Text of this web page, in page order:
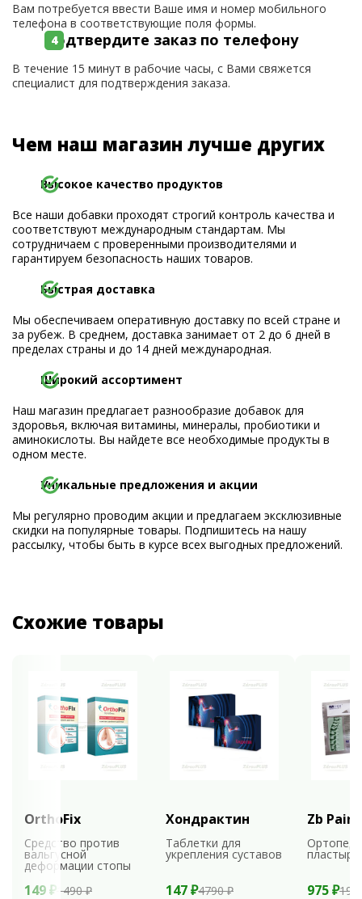
Вам потребуется ввести Ваше имя и номер мобильного
телефона в соответствующие поля формы.
Подтвердите заказ по телефону
В течение 15 минут в рабочие часы, с Вами свяжется
специалист для подтверждения заказа.
Чем наш магазин лучше других
Высокое качество продуктов
Все наши добавки проходят строгий контроль качества и
соответствуют международным стандартам. Мы
сотрудничаем с проверенными производителями и
гарантируем безопасность наших товаров.
Быстрая доставка
Мы обеспечиваем оперативную доставку по всей стране и
за рубеж. В среднем, доставка занимает от 2 до 6 дней в
пределах страны и до 14 дней международная.
Широкий ассортимент
Наш магазин предлагает разнообразие добавок для
здоровья, включая витамины, минералы, пробиотики и
аминокислоты. Вы найдете все необходимые продукты в
одном месте.
Уникальные предложения и акции
Мы регулярно проводим акции и предлагаем эксклюзивные
скидки на популярные товары. Подпишитесь на нашу
рассылку, чтобы быть в курсе всех выгодных предложений.
Схожие товары
OrthoFix
Средство против
вальгусной
деформации стопы
149 ₽ 1490 ₽
Хондрактин
Таблетки для
укрепления суставов
147 ₽4790 ₽
Zb Pain
пластыри
975 ₽